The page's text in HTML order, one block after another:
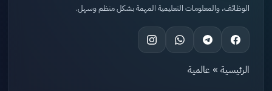
الوظائف، والمعلومات التعليمية المهمة بشكل منظم وسهل.
الرئيسية » عالمية